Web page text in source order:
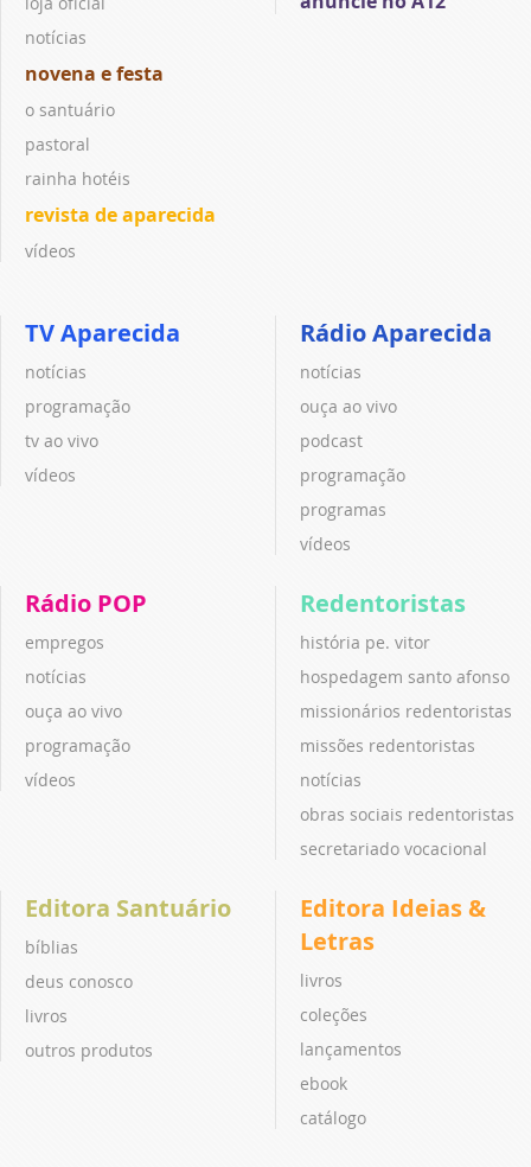
notícias
novena e festa
o santuário
pastoral
rainha hotéis
revista de aparecida
vídeos
TV Aparecida
notícias
programação
tv ao vivo
vídeos
Rádio Aparecida
notícias
ouça ao vivo
podcast
programação
programas
vídeos
Rádio POP
empregos
notícias
ouça ao vivo
programação
vídeos
Redentoristas
história pe. vitor
hospedagem santo afonso
missionários redentoristas
missões redentoristas
notícias
obras sociais redentoristas
secretariado vocacional
Editora Santuário
bíblias
deus conosco
livros
outros produtos
Editora Ideias &
Letras
livros
coleções
lançamentos
ebook
catálogo